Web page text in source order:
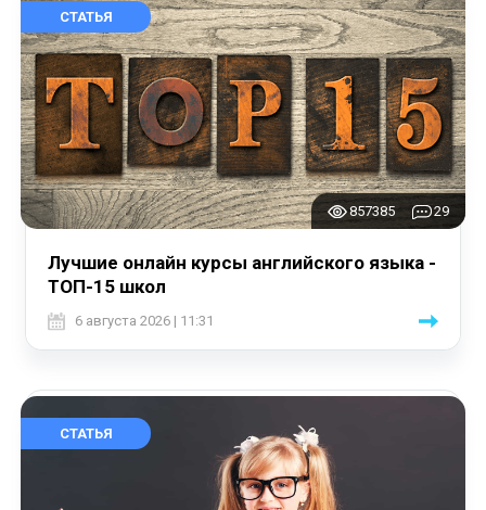
СТАТЬЯ
857385 29
Лучшие онлайн курсы английского языка -
ТОП-15 школ
6 августа 2026 | 11:31
СТАТЬЯ